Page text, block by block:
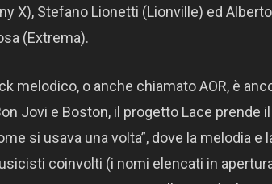
X), Stefano Lionetti (Lionville) ed
(Extrema).
melodico, o anche chiamato AOR, è
Jovi e Boston, il progetto Lace prende
si usava una volta”, dove la melodia e
coinvolti (i nomi elencati in